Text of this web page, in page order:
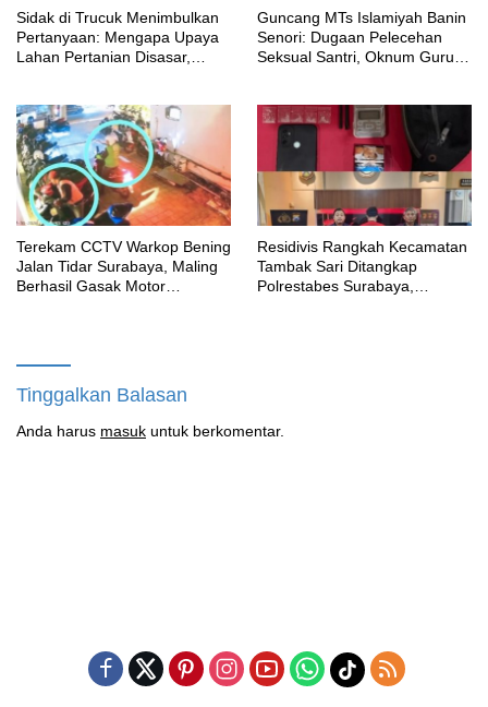
‎Sidak di Trucuk Menimbulkan
Pertanyaan: Mengapa Upaya
Lahan Pertanian Disasar,
Guncang MTs Islamiyah Banin
Senori: Dugaan Pelecehan
Seksual Santri, Oknum Guru
Terekam CCTV Warkop Bening
Jalan Tidar Surabaya, Maling
Berhasil Gasak Motor
Residivis Rangkah Kecamatan
Tambak Sari Ditangkap
Polrestabes Surabaya,
Tinggalkan Balasan
Anda harus masuk untuk berkomentar.